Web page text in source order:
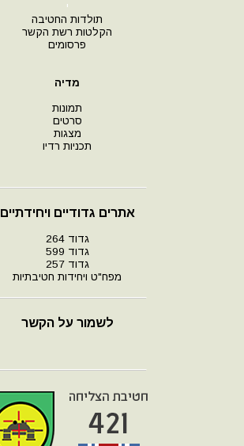
י
תולדות החטיבה
הקלטות רשת הקשר
פרסומים
מדיה
תמונות
סרטים
מצגות
תכניות רדיו
אתרים גדודיים ויחידתיים
גדוד 264
גדוד 599
גדוד 257
מפח"ט ויחידות חטיבתיות
לשמור על הקשר